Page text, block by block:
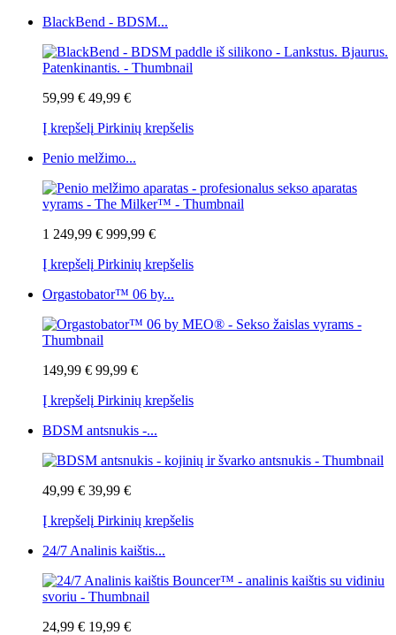
BlackBend - BDSM...
59,99 € 49,99 €
Į krepšelį Pirkinių krepšelis
Penio melžimo...
1 249,99 € 999,99 €
Į krepšelį Pirkinių krepšelis
Orgastobator™ 06 by...
149,99 € 99,99 €
Į krepšelį Pirkinių krepšelis
BDSM antsnukis -...
49,99 € 39,99 €
Į krepšelį Pirkinių krepšelis
24/7 Analinis kaištis...
24,99 € 19,99 €